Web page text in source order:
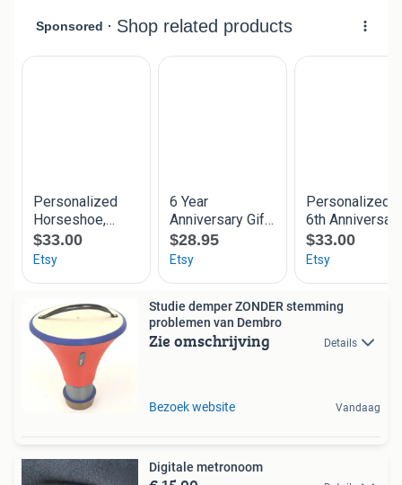
Studie demper ZONDER stemming
problemen van Dembro
Zie omschrijving Details
Bezoek website Vandaag
Digitale metronoom